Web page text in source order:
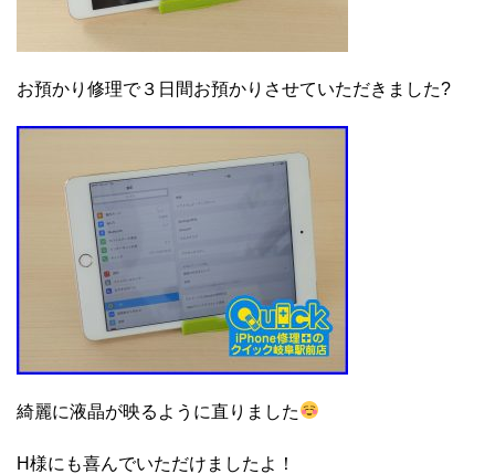
お預かり修理で３日間お預かりさせていただきました?
綺麗に液晶が映るように直りました
H様にも喜んでいただけましたよ！